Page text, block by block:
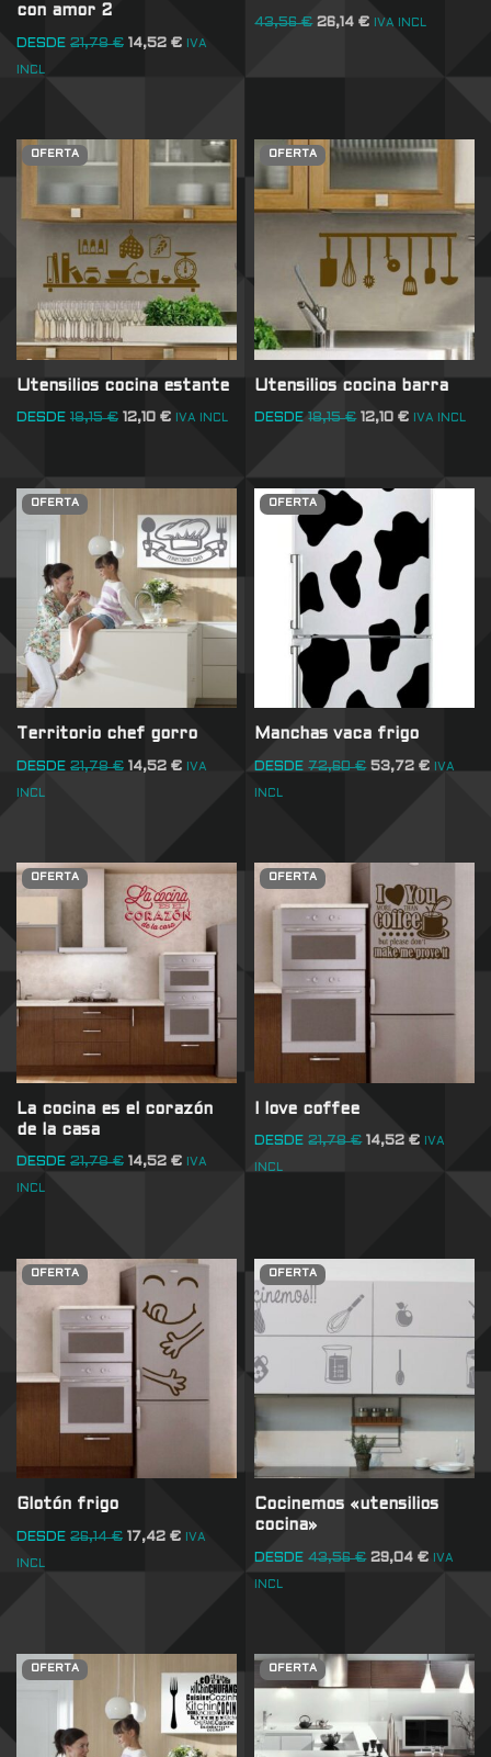
con amor 2
DESDE 21,78€ 14,52 € IVA
INCL
43,56€ 26,14€ IVA INCL
OFERTA
Utensilios cocina estante
DESDE 18,15€ 12,10 € IVA INCL
OFERTA
Utensilios cocina barra
DESDE 18,15€ 12,10€ IVA INCL
OFERTA
Territorio chef gorro
DESDE 21,78€ 14,52 € IVA
INCL
OFERTA
Manchas vaca frigo
DESDE 72,60€ 53,72€ IVA
INCL
OFERTA
La cocina es el corazón
de la casa
DESDE 21,78€ 14,52 € IVA
INCL
OFERTA
I love coffee
DESDE 21,78€ 14,52€ IVA
INCL
OFERTA
Glotón frigo
DESDE 26,14€ 17,42 € IVA
INCL
OFERTA
Cocinemos «utensilios
cocina»
DESDE 43,56€ 29,04€ IVA
INCL
OFERTA OFERTA